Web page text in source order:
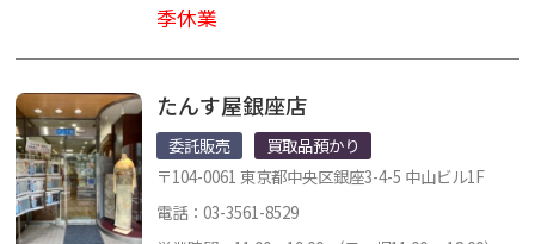
季休業
たんす屋銀座店
委託販売
買取品預かり
〒104-0061 東京都中央区銀座3-4-5 中山ビル1F
電話：03-3561-8529